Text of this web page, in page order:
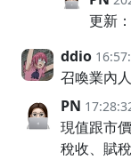
更新
ddio
召喚業內
PN
現值跟市
稅收、賦